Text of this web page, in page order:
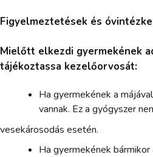
Figyelmeztetések és
Mielőtt elkezdi gyermekének
tájékoztassa kezelőorvosát:
Ha gyermekének a
vannak. Ez a gyógyszer
vesekárosodás esetén.
Ha gyermekének